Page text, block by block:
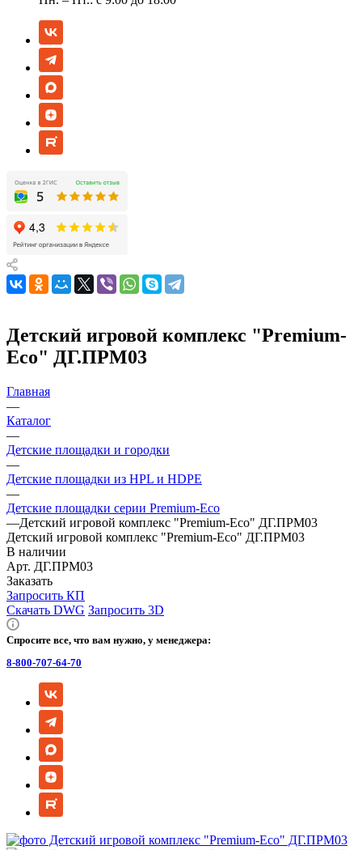
Детский игровой комплекс "Premium-
Eco" ДГ.ПРМ03
Главная
—
Каталог
—
Детские площадки и городки
—
Детские площадки из HPL и HDPE
—
Детские площадки серии Premium-Eco
—Детский игровой комплекс "Premium-Eco" ДГ.ПРМ03
Детский игровой комплекс "Premium-Eco" ДГ.ПРМ03
В наличии
Арт. ДГ.ПРМ03
Заказать
Запросить КП
Скачать DWG Запросить 3D
Спросите все, что вам нужно, у менеджера:
8-800-707-64-70